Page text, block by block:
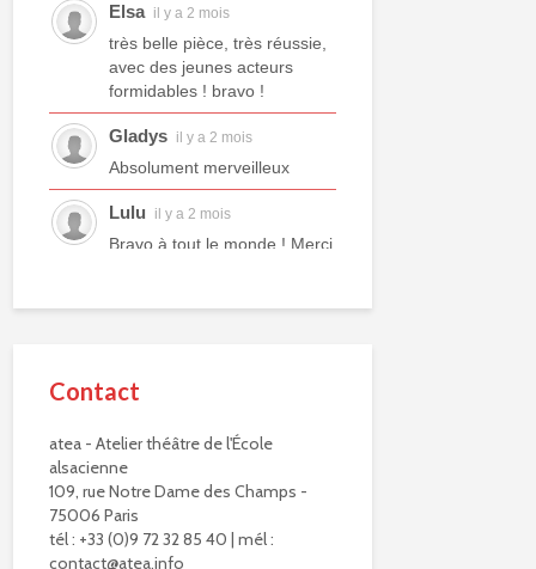
Elsa il y a 2 mois
très belle pièce, très réussie,
avec des jeunes acteurs
formidables ! bravo !
Gladys il y a 2 mois
Absolument merveilleux
Lulu il y a 2 mois
Bravo à tout le monde ! Merci
Murielle R.
Bravo à eux. Bravo à vous !
Virginie Delisle
Bravo à toute l'équipe de
L'ATEA.
Un choix exigeant.
Contact
atea - Atelier théâtre de l'École
alsacienne
109, rue Notre Dame des Champs -
75006 Paris
tél : +33 (0)9 72 32 85 40 | mél :
contact@atea.info